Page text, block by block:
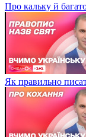
Про кальку й
Як правильно